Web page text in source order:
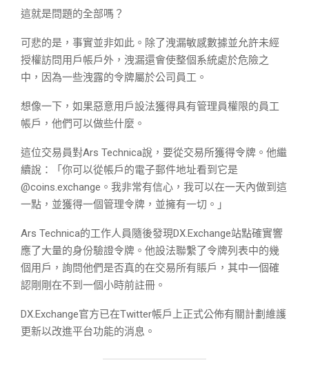
這就是問題的全部嗎？
可悲的是，事實並非如此。除了洩漏敏感數據並允許未經
授權訪問用戶帳戶外，洩漏還會使整個系統處於危險之
中，因為一些洩露的令牌屬於公司員工。
想像一下，如果惡意用戶設法獲得具有管理員權限的員工
帳戶，他們可以做些什麼。
這位交易員對Ars Technica說，要從交易所獲得令牌。他繼
續說：「你可以從帳戶的電子郵件地址看到它是
@coins.exchange。我非常有信心，我可以在一天內做到這
一點，並獲得一個管理令牌，並擁有一切。」
Ars Technica的工作人員隨後發現DX.Exchange站點確實響
應了大量的身份驗證令牌。他設法聯繫了令牌列表中的幾
個用戶，詢問他們是否真的在交易所有賬戶，其中一個確
認剛剛在不到一個小時前註冊。
DX.Exchange官方已在Twitter帳戶上正式公佈有關計劃維護
更新以改進平台功能的消息。